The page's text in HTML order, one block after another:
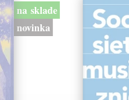
na sklade
novinka